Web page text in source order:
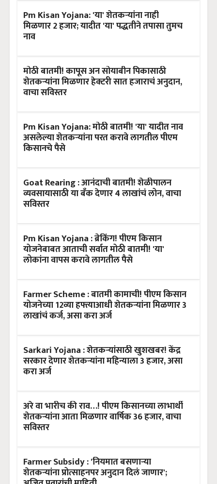
Pm Kisan Yojana: 'या' शेतकऱ्यांना नाही
मिळणार 2 हजार; यादीत 'या' पद्धतीने तपासा तुमच
नाव
मोठी बातमी! कापूस अन सोयाबीन पिकासाठी
शेतकऱ्यांना मिळणार हेक्टरी सात हजाराचं अनुदान,
वाचा सविस्तर
Pm Kisan Yojana: मोठी बातमी! 'या' यादीत नाव
असलेल्या शेतकऱ्यांना परत करावे लागतील पीएम
किसानचे पैसे
Goat Rearing : आनंदाची बातमी! शेळीपालन
व्यवसायासाठी या बँक देणार 4 लाखांचं लोन, वाचा
सविस्तर
Pm Kisan Yojana : ब्रेकिंग! पीएम किसान
योजनेबाबत आताची सर्वात मोठी बातमी! 'या'
लोकांना वापस करावे लागतील पैसे
Farmer Scheme : बातमी कामाची! पीएम किसान
योजनेच्या 12व्या हफ्त्याआधी शेतकऱ्यांना मिळणार 3
लाखांचं कर्ज, असा करा अर्ज
Sarkari Yojana : शेतकऱ्यांसाठी खुशखबर! केंद्र
सरकार देणार शेतकऱ्यांना महिन्याला 3 हजार, असा
करा अर्ज
अरे वा भारीच की राव…! पीएम किसानच्या लाभार्थी
शेतकऱ्यांना आता मिळणार वार्षिक 36 हजार, वाचा
सविस्तर
Farmer Subsidy : 'नियमात बसणाऱ्या
शेतकऱ्यांना प्रोत्साहनपर अनुदान दिलं जाणार';